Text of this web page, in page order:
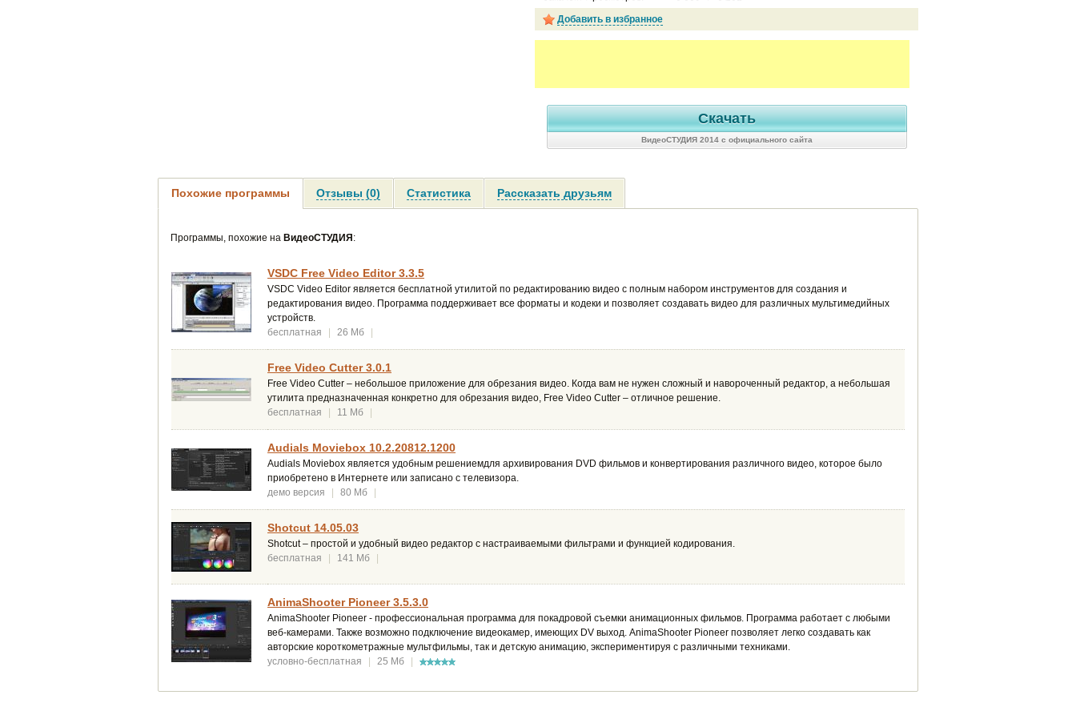
Добавить в избранное
Скачать
ВидеоСТУДИЯ 2014 с официального сайта
Похожие программы Отзывы (0) Статистика Рассказать друзьям
Программы, похожие на ВидеоСТУДИЯ:
VSDC Free Video Editor 3.3.5
VSDC Video Editor является бесплатной утилитой по редактированию видео с полным набором инструментов для создания и
редактирования видео. Программа поддерживает все форматы и кодеки и позволяет создавать видео для различных мультимедийных
устройств.
бесплатная
| 26 Мб |
Free Video Cutter 3.0.1
Free Video Cutter – небольшое приложение для обрезания видео. Когда вам не нужен сложный и навороченный редактор, а небольшая
утилита предназначенная конкретно для обрезания видео, Free Video Cutter – отличное решение.
бесплатная
| 11 Мб |
Audials Moviebox 10.2.20812.1200
Audials Moviebox является удобным решениемдля архивирования DVD фильмов и конвертирования различного видео, которое было
приобретено в Интернете или записано с телевизора.
демо версия
| 80 Мб |
Shotcut 14.05.03
Shotcut – простой и удобный видео редактор с настраиваемыми фильтрами и функцией кодирования.
бесплатная
| 141 Мб |
AnimaShooter Pioneer 3.5.3.0
AnimaShooter Pioneer - профессиональная программа для покадровой съемки анимационных фильмов. Программа работает с любыми
веб-камерами. Также возможно подключение видеокамер, имеющих DV выход. AnimaShooter Pioneer позволяет легко создавать как
авторские короткометражные мультфильмы, так и детскую анимацию, экспериментируя с различными техниками.
условно-бесплатная
| 25 Мб |